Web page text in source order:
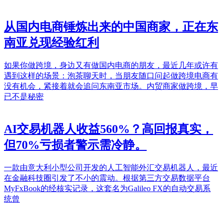
从国内电商锤炼出来的中国商家，正在东
南亚兑现经验红利
如果你做跨境，身边又有做国内电商的朋友，最近几年或许有
遇到这样的场景：泡茶聊天时，当朋友随口问起做跨境电商有
没有机会，紧接着就会追问东南亚市场。内贸商家做跨境，早
已不是秘密
AI交易机器人收益560%？高回报真实，
但70%亏损者警示需冷静。
一款由意大利小型公司开发的人工智能外汇交易机器人，最近
在金融科技圈引发了不小的震动。根据第三方交易数据平台
MyFxBook的经核实记录，这套名为Galileo FX的自动交易系
统曾